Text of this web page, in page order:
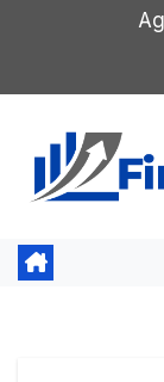
contenido